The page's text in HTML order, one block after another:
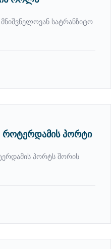
სატრანზიტო
როტერდამის პორტი
პორტს შორის